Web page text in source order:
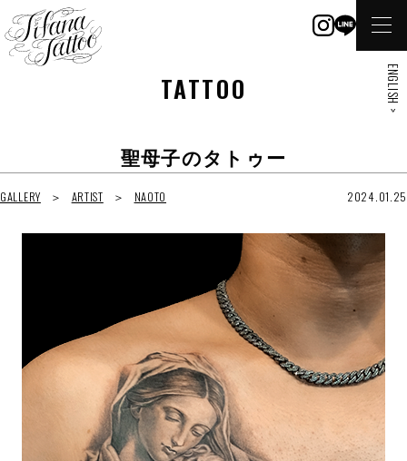
TATTOO
聖母子のタトゥー
GALLERY ARTIST NAOTO 2024.01.25
ENGLISH >